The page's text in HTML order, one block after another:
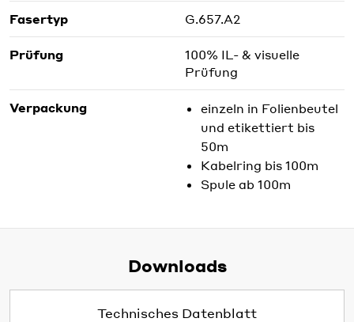
Fasertyp G.657.A2
Prüfung
100% IL- & visuelle
Prüfung
Verpackung
einzeln in Folienbeutel
und etikettiert bis
50m
Kabelring bis 100m
Spule ab 100m
Downloads
Technisches Datenblatt